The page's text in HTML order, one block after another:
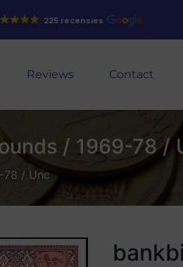
225 recensies
Reviews Contact
/ 1969-78 /
78 / Unc